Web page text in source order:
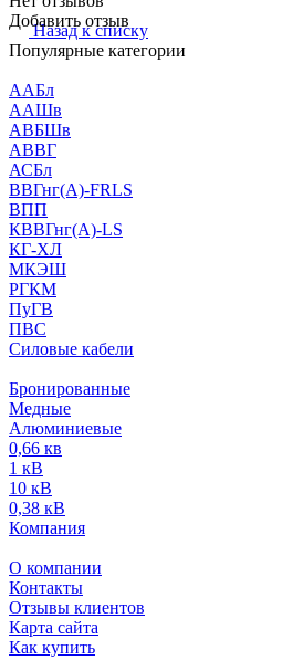
Добавить отзыв
Назад к списку
Популярные категории
ААБл
ААШв
АВБШв
АВВГ
АСБл
ВВГнг(А)-FRLS
ВПП
КВВГнг(А)-LS
КГ-ХЛ
МКЭШ
РГКМ
ПуГВ
ПВС
Силовые кабели
Бронированные
Медные
Алюминиевые
0,66 кв
1 кВ
10 кВ
0,38 кВ
Компания
О компании
Контакты
Отзывы клиентов
Карта сайта
Как купить